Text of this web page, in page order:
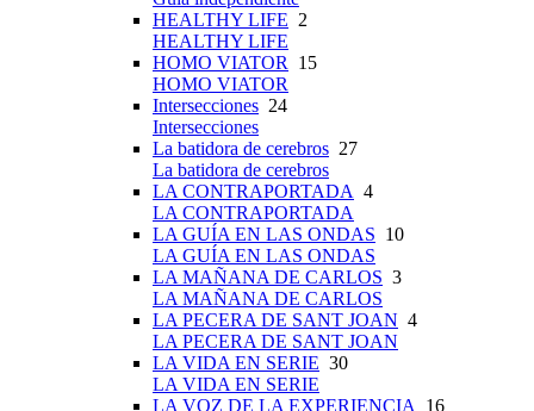
HEALTHY LIFE 2
HEALTHY LIFE
HOMO VIATOR 15
HOMO VIATOR
Intersecciones 24
Intersecciones
La batidora de cerebros 27
La batidora de cerebros
LA CONTRAPORTADA 4
LA CONTRAPORTADA
LA GUÍA EN LAS ONDAS 10
LA GUÍA EN LAS ONDAS
LA MAÑANA DE CARLOS 3
LA MAÑANA DE CARLOS
LA PECERA DE SANT JOAN 4
LA PECERA DE SANT JOAN
LA VIDA EN SERIE 30
LA VIDA EN SERIE
LA VOZ DE LA EXPERIENCIA
16